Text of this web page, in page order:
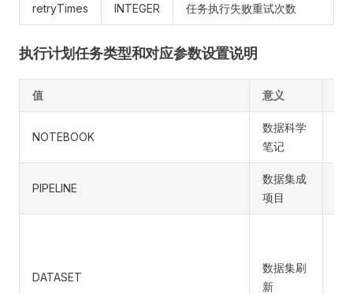
retryTimes INTEGER 任务执行失败重试次数
执行计划任务类型和对应参数设置说明
值 意义
NOTEBOOK
数据科学
笔记
PIPELINE
数据集成
项目
DATASET
数据集刷
新